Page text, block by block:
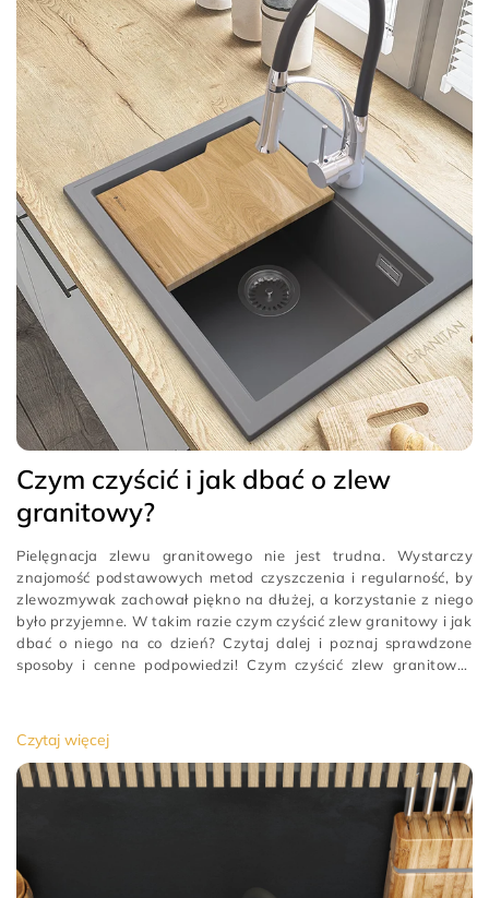
Czym czyścić i jak dbać o zlew
granitowy?
Pielęgnacja zlewu granitowego nie jest trudna. Wystarczy
znajomość podstawowych metod czyszczenia i regularność, by
zlewozmywak zachował piękno na dłużej, a korzystanie z niego
było przyjemne. W takim razie czym czyścić zlew granitowy i jak
dbać o niego na co dzień? Czytaj dalej i poznaj sprawdzone
sposoby i cenne podpowiedzi! Czym czyścić zlew granitowy?
Czytaj więcej